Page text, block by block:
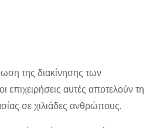
της διακίνησης των
αυτές αποτελούν τη
σε χιλιάδες ανθρώπους.